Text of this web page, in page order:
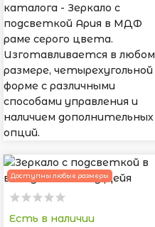
каталога - Зеркало с
подсветкой Ария в МДФ
раме серого цвета.
Изготавливается в любом
размере, четырехугольной
форме с различными
способами управления и
наличием дополнительных
опций.
Доступны любые размеры
Есть в наличии